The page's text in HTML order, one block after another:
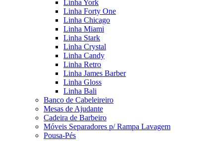
Linha York
Linha Forty One
Linha Chicago
Linha Miami
Linha Stark
Linha Crystal
Linha Candy
Linha Retro
Linha James Barber
Linha Gloss
Linha Bali
Banco de Cabeleireiro
Mesas de Ajudante
Cadeira de Barbeiro
Móveis Separadores p/ Rampa Lavagem
Pousa-Pés